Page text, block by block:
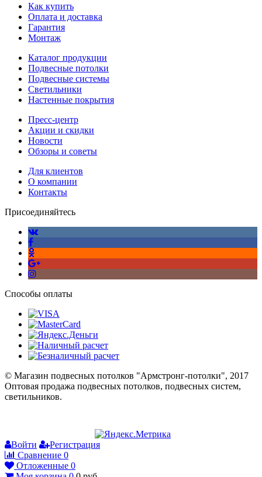
Как купить
Оплата и доставка
Гарантия
Монтаж
Каталог продукции
Подвесные потолки
Подвесные системы
Светильники
Настенные покрытия
Пресс-центр
Акции и скидки
Новости
Обзоры и советы
Для клиентов
О компании
Контакты
Присоединяйтесь
Способы оплаты
© Магазин подвесных потолков "Армстронг-потолки", 2017
Оптовая продажа подвесных потолков, подвесных систем,
светильников.
Войти
Регистрация
Сравнение 0
Отложенные 0